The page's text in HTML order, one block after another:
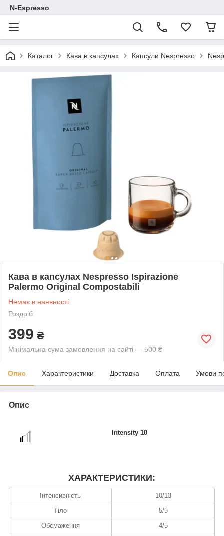
N-Espresso
Каталог Кава в капсулах Капсули Nespresso
Кава в капсулах Nespresso Ispirazione
Palermo Original Compostabili
Немає в наявності
Роздріб
399 ₴
Мінімальна сума замовлення на сайті — 500 ₴
Опис Характеристики Доставка Оплата Умови
Опис
Intensity 10
ХАРАКТЕРИСТИКИ:
Інтенсивність
10/13
Тіло
5/5
Обсмаження
4/5